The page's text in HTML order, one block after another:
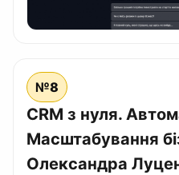
№8
CRM з нуля.
Масштабування
Олександра